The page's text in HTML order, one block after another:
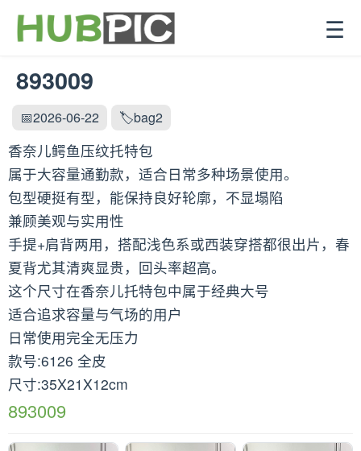
☰
893009
📅2026-06-22 🏷️bag2
香奈儿鳄鱼压纹托特包
属于大容量通勤款，适合日常多种场景使用。
包型硬挺有型，能保持良好轮廓，不显塌陷
兼顾美观与实用性
手提+肩背两用，搭配浅色系或西装穿搭都很出片，春
夏背尤其清爽显贵，回头率超高。
这个尺寸在香奈儿托特包中属于经典大号
适合追求容量与气场的用户
日常使用完全无压力
款号:6126 全皮
尺寸:35X21X12cm
893009